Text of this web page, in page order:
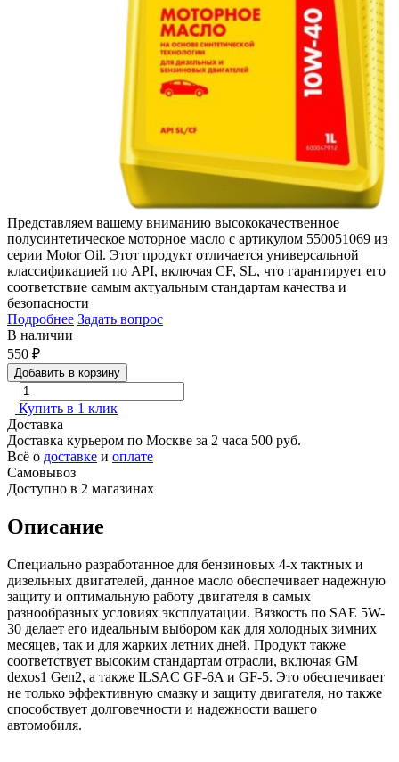
Представляем вашему вниманию высококачественное
полусинтетическое моторное масло с артикулом 550051069 из
серии Motor Oil. Этот продукт отличается универсальной
классификацией по API, включая CF, SL, что гарантирует его
соответствие самым актуальным стандартам качества и
безопасности
Подробнее Задать вопрос
В наличии
550 ₽
Добавить в корзину
Купить в 1 клик
Доставка
Доставка курьером по Москве за 2 часа 500 руб.
Всё о доставке и оплате
Самовывоз
Доступно в 2 магазинах
Описание
Специально разработанное для бензиновых 4-х тактных и
дизельных двигателей, данное масло обеспечивает надежную
защиту и оптимальную работу двигателя в самых
разнообразных условиях эксплуатации. Вязкость по SAE 5W-
30 делает его идеальным выбором как для холодных зимних
месяцев, так и для жарких летних дней. Продукт также
соответствует высоким стандартам отрасли, включая GM
dexos1 Gen2, а также ILSAC GF-6A и GF-5. Это обеспечивает
не только эффективную смазку и защиту двигателя, но также
способствует долговечности и надежности вашего
автомобиля.